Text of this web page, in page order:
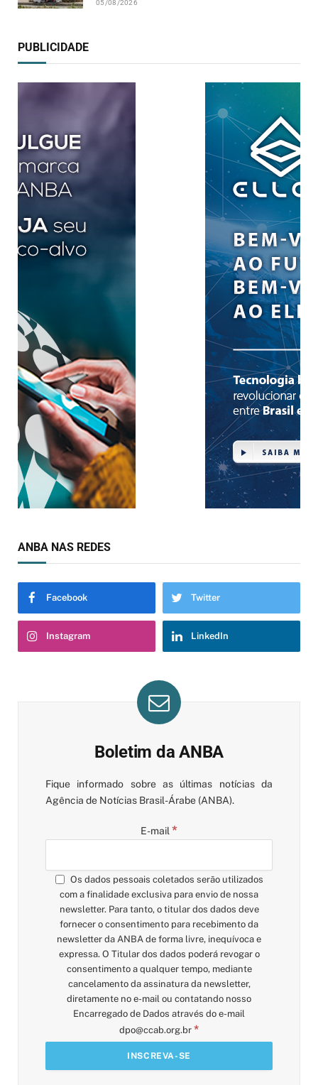
05/08/2026
PUBLICIDADE
ANBA NAS REDES
Facebook Twitter
Instagram LinkedIn
Boletim da ANBA
Fique informado sobre as últimas notícias da
Agência de Notícias Brasil-Árabe (ANBA).
E-mail*
Os dados pessoais coletados serão utilizados
com a finalidade exclusiva para envio de nossa
newsletter. Para tanto, o titular dos dados deve
fornecer o consentimento para recebimento da
newsletter da ANBA de forma livre, inequívoca e
expressa. O Titular dos dados poderá revogar o
consentimento a qualquer tempo, mediante
cancelamento da assinatura da newsletter,
diretamente no e-mail ou contatando nosso
Encarregado de Dados através do e-mail
dpo@ccab.org.br *